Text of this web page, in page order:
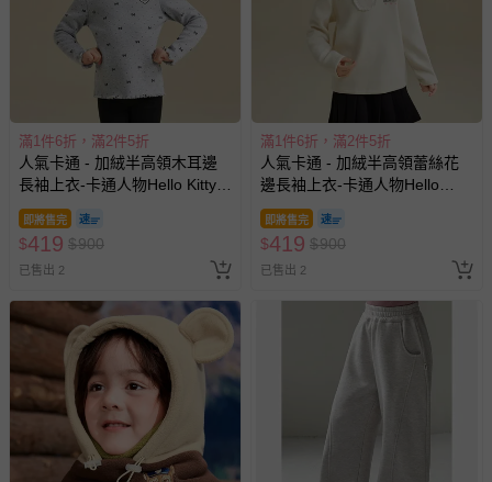
滿1件6折，滿2件5折
人氣卡通 - 加絨半高領木耳邊
長袖上衣-卡通人物Hello Kitty-
灰色
即將售完
$419 $900
已售出 2
滿1件6折，滿2件5折
人氣卡通 - 加絨半高領蕾絲花
邊長袖上衣-卡通人物Hello
Kitty-米杏
即將售完
$419 $900
已售出 2